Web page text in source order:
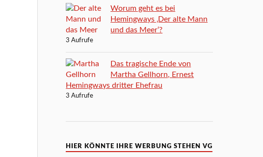
Worum geht es bei
Hemingways ‚Der alte Mann
und das Meer‘?
3 Aufrufe
Das tragische Ende von
Martha Gellhorn, Ernest
Hemingways dritter Ehefrau
3 Aufrufe
HIER KÖNNTE IHRE WERBUNG STEHEN VG